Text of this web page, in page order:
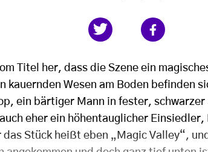
Titel her, dass die Szene ein
kauernden Wesen am Boden befinden
ein bärtiger Mann in fester,
eher ein höhentauglicher
Stück heißt eben „Magic Valley“,